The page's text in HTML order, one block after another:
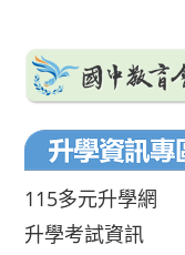
115多元升學網
升學考試資訊